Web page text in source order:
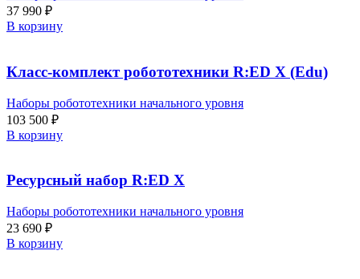
37 990 ₽
В корзину
Класс-комплект робототехники R:ED X (Edu)
Наборы робототехники начального уровня
103 500 ₽
В корзину
Ресурсный набор R:ED X
Наборы робототехники начального уровня
23 690 ₽
В корзину